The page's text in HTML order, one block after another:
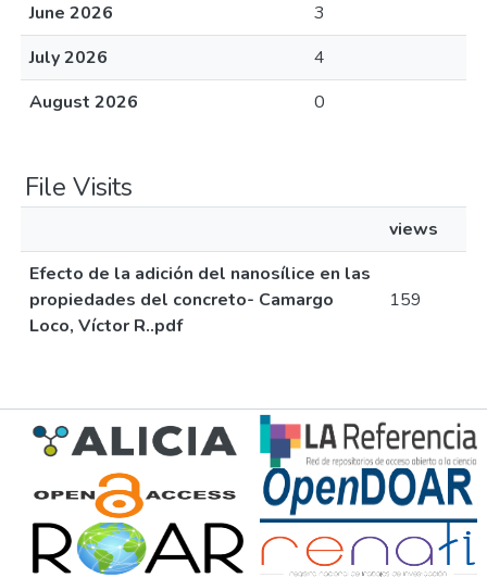
June 2026
3
July 2026
4
August 2026
0
File Visits
views
Efecto de la adición del nanosílice en las
propiedades del concreto- Camargo
Loco, Víctor R..pdf
159